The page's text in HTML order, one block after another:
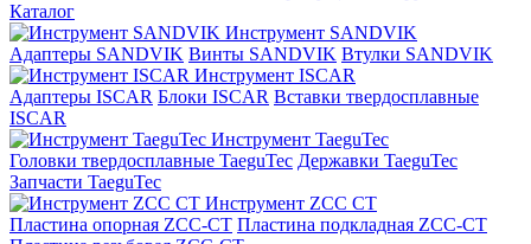
Каталог
Инструмент SANDVIK
Адаптеры SANDVIK Винты SANDVIK Втулки SANDVIK
Инструмент ISCAR
Адаптеры ISCAR Блоки ISCAR Вставки твердосплавные
ISCAR
Инструмент TaeguTec
Головки твердосплавные TaeguTec Державки TaeguTec
Запчасти TaeguTec
Инструмент ZCС CT
Пластина опорная ZCC-CT Пластина подкладная ZCC-CT